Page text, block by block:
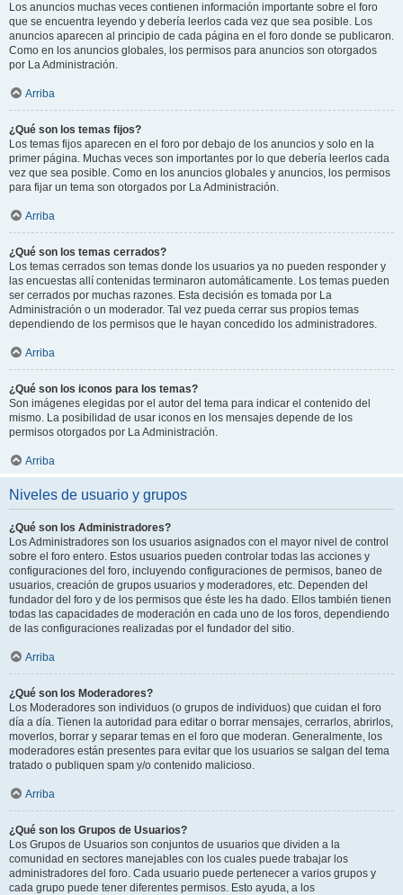
Los anuncios muchas veces contienen información importante sobre el foro
que se encuentra leyendo y debería leerlos cada vez que sea posible. Los
anuncios aparecen al principio de cada página en el foro donde se publicaron.
Como en los anuncios globales, los permisos para anuncios son otorgados
por La Administración.
Arriba
¿Qué son los temas fijos?
Los temas fijos aparecen en el foro por debajo de los anuncios y solo en la
primer página. Muchas veces son importantes por lo que debería leerlos cada
vez que sea posible. Como en los anuncios globales y anuncios, los permisos
para fijar un tema son otorgados por La Administración.
Arriba
¿Qué son los temas cerrados?
Los temas cerrados son temas donde los usuarios ya no pueden responder y
las encuestas allí contenidas terminaron automáticamente. Los temas pueden
ser cerrados por muchas razones. Esta decisión es tomada por La
Administración o un moderador. Tal vez pueda cerrar sus propios temas
dependiendo de los permisos que le hayan concedido los administradores.
Arriba
¿Qué son los iconos para los temas?
Son imágenes elegidas por el autor del tema para indicar el contenido del
mismo. La posibilidad de usar iconos en los mensajes depende de los
permisos otorgados por La Administración.
Arriba
Niveles de usuario y grupos
¿Qué son los Administradores?
Los Administradores son los usuarios asignados con el mayor nivel de control
sobre el foro entero. Estos usuarios pueden controlar todas las acciones y
configuraciones del foro, incluyendo configuraciones de permisos, baneo de
usuarios, creación de grupos usuarios y moderadores, etc. Dependen del
fundador del foro y de los permisos que éste les ha dado. Ellos también tienen
todas las capacidades de moderación en cada uno de los foros, dependiendo
de las configuraciones realizadas por el fundador del sitio.
Arriba
¿Qué son los Moderadores?
Los Moderadores son individuos (o grupos de individuos) que cuidan el foro
día a día. Tienen la autoridad para editar o borrar mensajes, cerrarlos, abrirlos,
moverlos, borrar y separar temas en el foro que moderan. Generalmente, los
moderadores están presentes para evitar que los usuarios se salgan del tema
tratado o publiquen spam y/o contenido malicioso.
Arriba
¿Qué son los Grupos de Usuarios?
Los Grupos de Usuarios son conjuntos de usuarios que dividen a la
comunidad en sectores manejables con los cuales puede trabajar los
administradores del foro. Cada usuario puede pertenecer a varios grupos y
cada grupo puede tener diferentes permisos. Esto ayuda, a los